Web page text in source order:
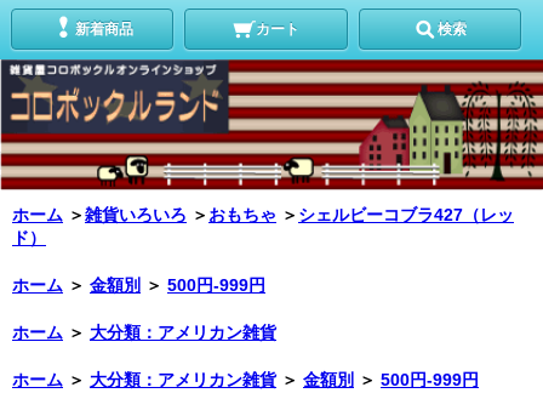
新着商品 カート 検索
ホーム ＞雑貨いろいろ ＞ おもちゃ ＞ シェルビーコブラ427（レッ
ド）
ホーム ＞ 金額別 ＞ 500円-999円
ホーム ＞ 大分類：アメリカン雑貨
ホーム ＞ 大分類：アメリカン雑貨 ＞ 金額別 ＞ 500円-999円